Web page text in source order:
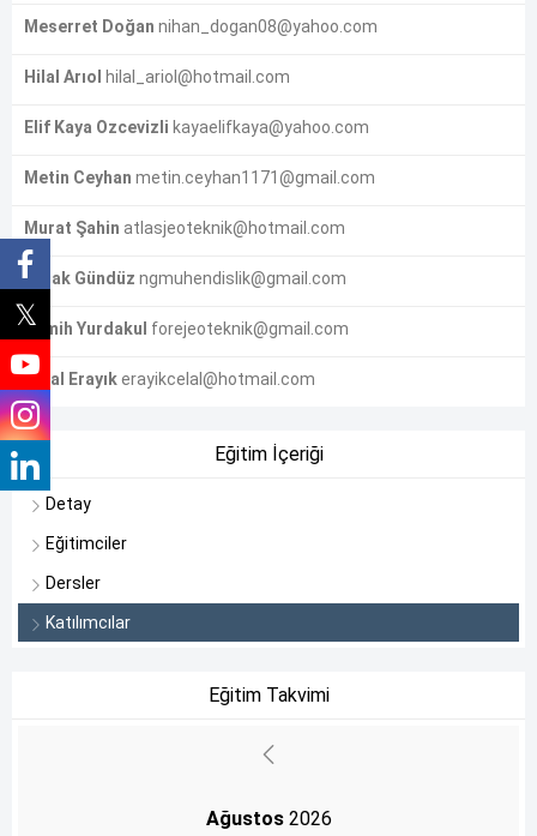
Meserret Doğan nihan_dogan08@yahoo.com
Hilal Arıol hilal_ariol@hotmail.com
Elif Kaya Ozcevizli kayaelifkaya@yahoo.com
Metin Ceyhan metin.ceyhan1171@gmail.com
Murat Şahin atlasjeoteknik@hotmail.com
Burak Gündüz ngmuhendislik@gmail.com
Semih Yurdakul forejeoteknik@gmail.com
Celal Erayıkerayikcelal@hotmail.com
Eğitim İçeriği
Detay
Eğitimciler
Dersler
Katılımcılar
Eğitim Takvimi
Ağustos 2026